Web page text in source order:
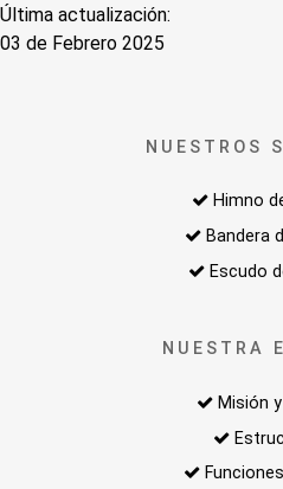
Última actualización:
03 de Febrero 2025
NUESTROS
Himno
Bandera
Escudo
NUESTRA
Misión